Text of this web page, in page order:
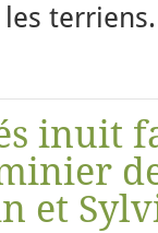
terriens.
inuit
et